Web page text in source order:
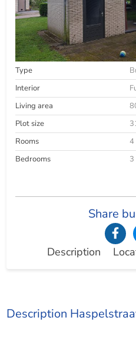
Type
Interior
Living area
Plot size
Rooms
4
Bedrooms
3
Share
Description
Description